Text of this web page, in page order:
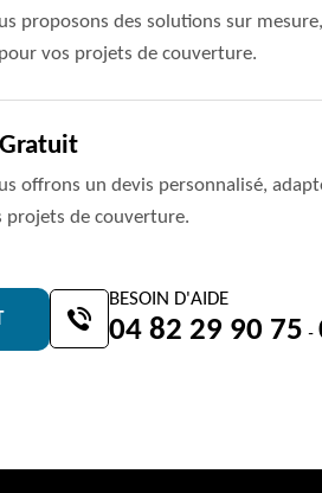
proposons des solutions sur
vos projets de couverture.
offrons un devis personnalisé,
projets de couverture.
BESOIN D'AIDE
04 82 29 90 75 -